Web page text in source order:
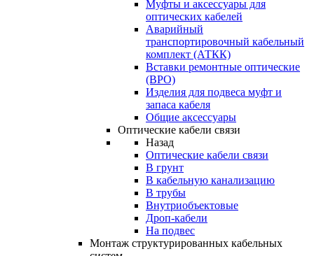
Муфты и аксессуары для
оптических кабелей
Аварийный
транспортировочный кабельный
комплект (АТКК)
Вставки ремонтные оптические
(ВРО)
Изделия для подвеса муфт и
запаса кабеля
Общие аксессуары
Оптические кабели связи
Назад
Оптические кабели связи
В грунт
В кабельную канализацию
В трубы
Внутриобъектовые
Дроп-кабели
На подвес
Монтаж структурированных кабельных